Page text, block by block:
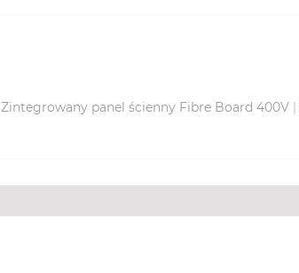
Zintegrowany panel ścienny Fibre Board 400V |